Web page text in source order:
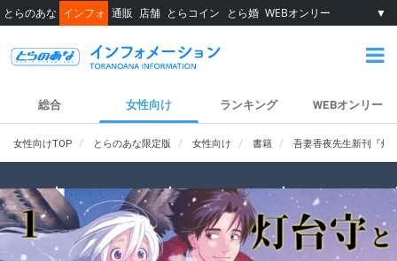
とらのあな インフォ 通販 店舗 とらコイン とら婚 WEBオンリー ▼
総合 女性向け ランキング WEBオンリー
女性向けTOP とらのあな限定版 女性向け 書籍 吾妻香夜先生新刊『灯